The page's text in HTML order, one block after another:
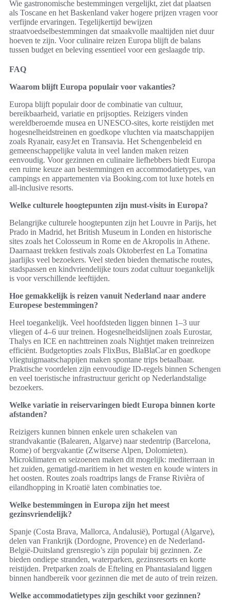
Wie gastronomische bestemmingen vergelijkt, ziet dat plaatsen
als Toscane en het Baskenland vaker hogere prijzen vragen voor
verfijnde ervaringen. Tegelijkertijd bewijzen
straatvoedselbestemmingen dat smaakvolle maaltijden niet duur
hoeven te zijn. Voor culinaire reizen Europa blijft de balans
tussen budget en beleving essentieel voor een geslaagde trip.
FAQ
Waarom blijft Europa populair voor vakanties?
Europa blijft populair door de combinatie van cultuur,
bereikbaarheid, variatie en prijsopties. Reizigers vinden
wereldberoemde musea en UNESCO-sites, korte reistijden met
hogesnelheidstreinen en goedkope vluchten via maatschappijen
zoals Ryanair, easyJet en Transavia. Het Schengenbeleid en
gemeenschappelijke valuta in veel landen maken reizen
eenvoudig. Voor gezinnen en culinaire liefhebbers biedt Europa
een ruime keuze aan bestemmingen en accommodatietypes, van
campings en appartementen via Booking.com tot luxe hotels en
all-inclusive resorts.
Welke culturele hoogtepunten zijn must-visits in Europa?
Belangrijke culturele hoogtepunten zijn het Louvre in Parijs, het
Prado in Madrid, het British Museum in Londen en historische
sites zoals het Colosseum in Rome en de Akropolis in Athene.
Daarnaast trekken festivals zoals Oktoberfest en La Tomatina
jaarlijks veel bezoekers. Veel steden bieden thematische routes,
stadspassen en kindvriendelijke tours zodat cultuur toegankelijk
is voor verschillende leeftijden.
Hoe gemakkelijk is reizen vanuit Nederland naar andere
Europese bestemmingen?
Heel toegankelijk. Veel hoofdsteden liggen binnen 1–3 uur
vliegen of 4–6 uur treinen. Hogesnelheidslijnen zoals Eurostar,
Thalys en ICE en nachttreinen zoals Nightjet maken treinreizen
efficiënt. Budgetopties zoals FlixBus, BlaBlaCar en goedkope
vliegtuigmaatschappijen maken spontane trips betaalbaar.
Praktische voordelen zijn eenvoudige ID-regels binnen Schengen
en veel toeristische infrastructuur gericht op Nederlandstalige
bezoekers.
Welke variatie in reiservaringen biedt Europa binnen korte
afstanden?
Reizigers kunnen binnen enkele uren schakelen van
strandvakantie (Balearen, Algarve) naar stedentrip (Barcelona,
Rome) of bergvakantie (Zwitserse Alpen, Dolomieten).
Microklimaten en seizoenen maken dit mogelijk: mediterraan in
het zuiden, gematigd-maritiem in het westen en koude winters in
het oosten. Routes zoals roadtrips langs de Franse Rivièra of
eilandhopping in Kroatië laten combinaties toe.
Welke bestemmingen in Europa zijn het meest
gezinsvriendelijk?
Spanje (Costa Brava, Mallorca, Andalusië), Portugal (Algarve),
delen van Frankrijk (Dordogne, Provence) en de Nederland-
België-Duitsland grensregio’s zijn populair bij gezinnen. Ze
bieden ondiepe stranden, waterparken, gezinsresorts en korte
reistijden. Pretparken zoals de Efteling en Phantasialand liggen
binnen handbereik voor gezinnen die met de auto of trein reizen.
Welke accommodatietypes zijn geschikt voor gezinnen?